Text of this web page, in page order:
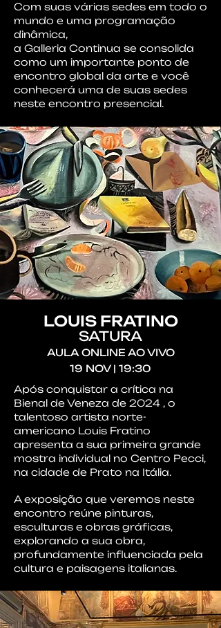
Com suas várias sedes em todo o
mundo e uma programação
dinâmica,
a Galleria Continua se consolida
como um importante ponto de
encontro global da arte e você
conhecerá uma de suas sedes
neste encontro presencial.
LOUIS FRATINO
SATURA
AULA ONLINE AO VIVO
19 NOV | 19:30
Após conquistar a crítica na
Bienal de Veneza de 2024 , o
talentoso artista norte-
americano Louis Fratino
apresenta a sua primeira grande
mostra individual no Centro Pecci,
na cidade de Prato na Itália.
A exposição que veremos neste
encontro reúne pinturas,
esculturas e obras gráficas,
explorando a sua obra,
profundamente influenciada pela
cultura e paisagens italianas.